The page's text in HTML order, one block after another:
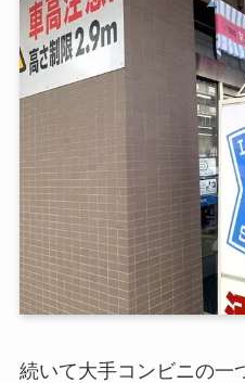
続いて大手コンビニの一